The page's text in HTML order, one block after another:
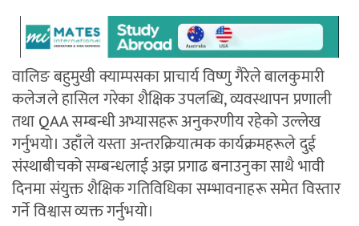
वालिङ बहुमुखी क्याम्पसका प्राचार्य विष्णु गैरेले बालकुमारी
कलेजले हासिल गरेका शैक्षिक उपलब्धि, व्यवस्थापन प्रणाली
तथा QAA सम्बन्धी अभ्यासहरू अनुकरणीय रहेको उल्लेख
गर्नुभयो। उहाँले यस्ता अन्तरक्रियात्मक कार्यक्रमहरूले दुई
संस्थाबीचको सम्बन्धलाई अझ प्रगाढ बनाउनुका साथै भावी
दिनमा संयुक्त शैक्षिक गतिविधिका सम्भावनाहरू समेत विस्तार
गर्ने विश्वास व्यक्त गर्नुभयो।